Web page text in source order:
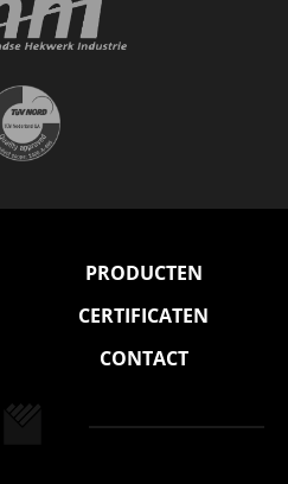
PRODUCTEN
CERTIFICATEN
CONTACT